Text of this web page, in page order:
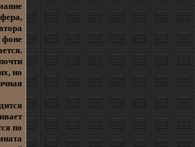
но
по